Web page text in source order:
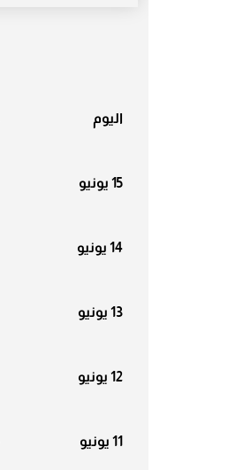
اليوم
15 يونيو
14 يونيو
13 يونيو
12 يونيو
11 يونيو